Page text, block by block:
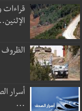
الظروف
أسرار
...